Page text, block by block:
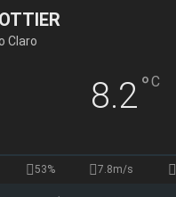
Claro
8.2°C
53% 7.8m/s